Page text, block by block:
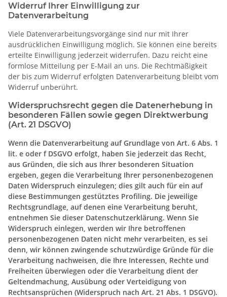
Widerruf Ihrer Einwilligung zur
Datenverarbeitung
Viele Datenverarbeitungsvorgänge sind nur mit Ihrer
ausdrücklichen Einwilligung möglich. Sie können eine bereits
erteilte Einwilligung jederzeit widerrufen. Dazu reicht eine
formlose Mitteilung per E-Mail an uns. Die Rechtmäßigkeit
der bis zum Widerruf erfolgten Datenverarbeitung bleibt vom
Widerruf unberührt.
Widerspruchsrecht gegen die Datenerhebung in
besonderen Fällen sowie gegen Direktwerbung
(Art. 21 DSGVO)
Wenn die Datenverarbeitung auf Grundlage von Art. 6 Abs. 1
lit. e oder f DSGVO erfolgt, haben Sie jederzeit das Recht,
aus Gründen, die sich aus Ihrer besonderen Situation
ergeben, gegen die Verarbeitung Ihrer personenbezogenen
Daten Widerspruch einzulegen; dies gilt auch für ein auf
diese Bestimmungen gestütztes Profiling. Die jeweilige
Rechtsgrundlage, auf denen eine Verarbeitung beruht,
entnehmen Sie dieser Datenschutzerklärung. Wenn Sie
Widerspruch einlegen, werden wir Ihre betroffenen
personenbezogenen Daten nicht mehr verarbeiten, es sei
denn, wir können zwingende schutzwürdige Gründe für die
Verarbeitung nachweisen, die Ihre Interessen, Rechte und
Freiheiten überwiegen oder die Verarbeitung dient der
Geltendmachung, Ausübung oder Verteidigung von
Rechtsansprüchen (Widerspruch nach Art. 21 Abs. 1 DSGVO).